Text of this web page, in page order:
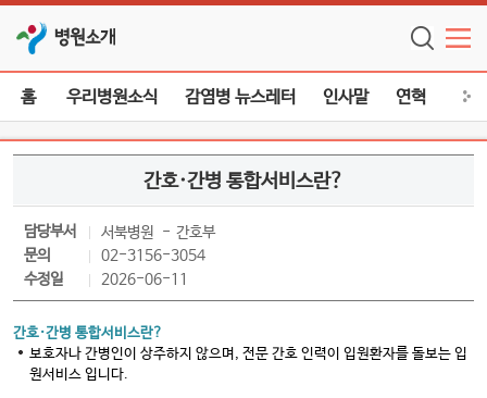
병원소개
홈 우리병원소식 감염병 뉴스레터 인사말 연혁 미
간호·간병 통합서비스란?
담당부서 서북병원
간호부
문의
02-3156-3054
수정일
2026-06-11
간호·간병 통합서비스란?
보호자나 간병인이 상주하지 않으며, 전문 간호 인력이 입원환자를 돌보는 입
원서비스 입니다.